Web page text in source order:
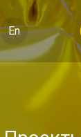
En